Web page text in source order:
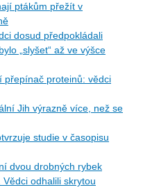
ptákům přežít v
dosud předpokládali
„slyšet“ až ve výšce
přepínač proteinů: vědci
Jih výrazně více, než se
studie v časopisu
dvou drobných rybek
odhalili skrytou